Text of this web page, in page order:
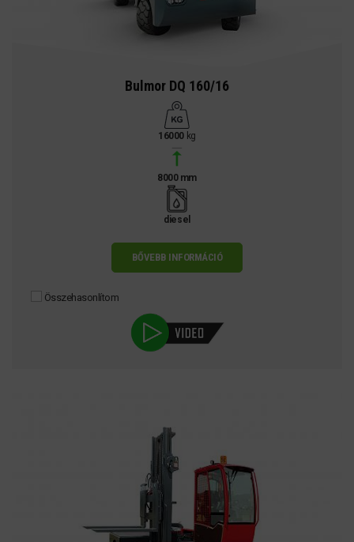
Bulmor DQ 160/16
16000 kg
8000 mm
diesel
BŐVEBB INFORMÁCIÓ
Összehasonlítom